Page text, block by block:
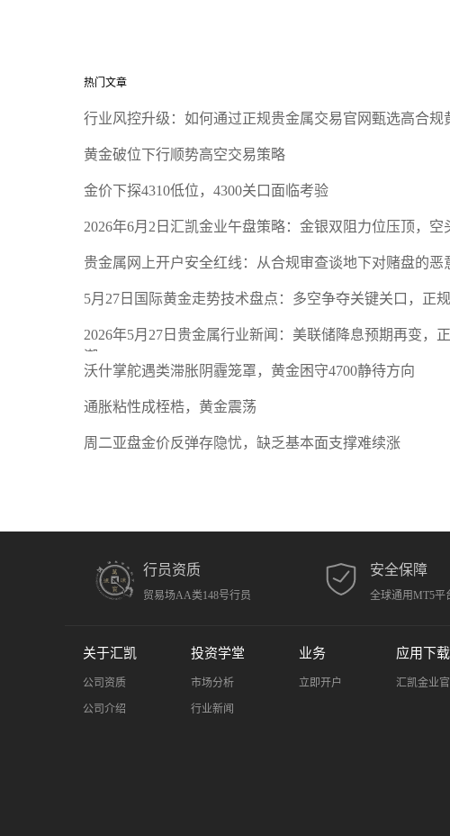
热门文章
行业风控升级：如何通过正规贵金属交易官网甄选高合规
黄金破位下行顺势高空交易策略
金价下探4310低位，4300关口面临考验
2026年6月2日汇凯金业午盘策略：金银双阻力位压顶，空
贵金属网上开户安全红线：从合规审查谈地下对赌盘的恶
5月27日国际黄金走势技术盘点：多空争夺关键关口，正
2026年5月27日贵金属行业新闻：美联储降息预期再变，
潮
沃什掌舵遇类滞胀阴霾笼罩，黄金困守4700静待方向
通胀粘性成桎梏，黄金震荡
周二亚盘金价反弹存隐忧，缺乏基本面支撑难续涨
行员资质
贸易场AA类148号行员
安全保障
全球通用MT5平
关于汇凯
公司资质
公司介绍
投资学堂
市场分析
行业新闻
业务
立即开户
应用下载
汇凯金业